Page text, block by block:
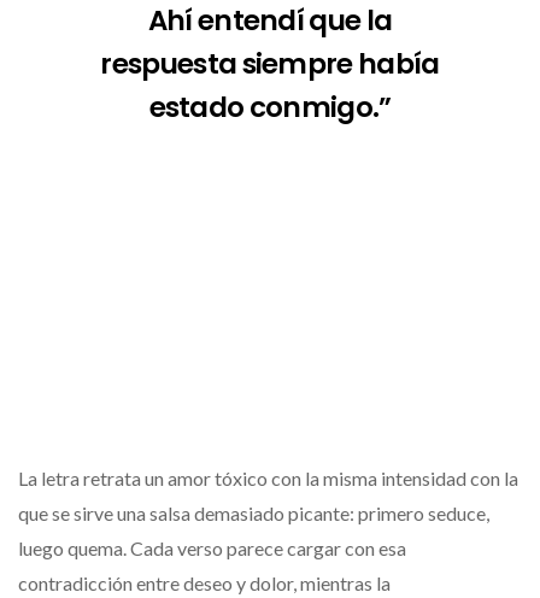
Ahí entendí que la
respuesta siempre había
estado conmigo.”
La letra retrata un amor tóxico con la misma intensidad con la
que se sirve una salsa demasiado picante: primero seduce,
luego quema. Cada verso parece cargar con esa
contradicción entre deseo y dolor, mientras la